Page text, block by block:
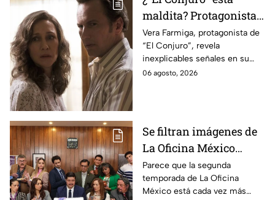
maldita? Protagonista
revela INQUIETANTES
señales en su cuerpo
durante la grabación de
la película
Vera Farmiga, protagonista de
“El Conjuro”, revela
inexplicables señales en su
cuerpo durante el rodaje de la
06 agosto, 2026
Se filtran imágenes de
La Oficina México
temporada 2 y un
detalle desata teorías
Parece que la segunda
temporada de La Oficina
México está cada vez más